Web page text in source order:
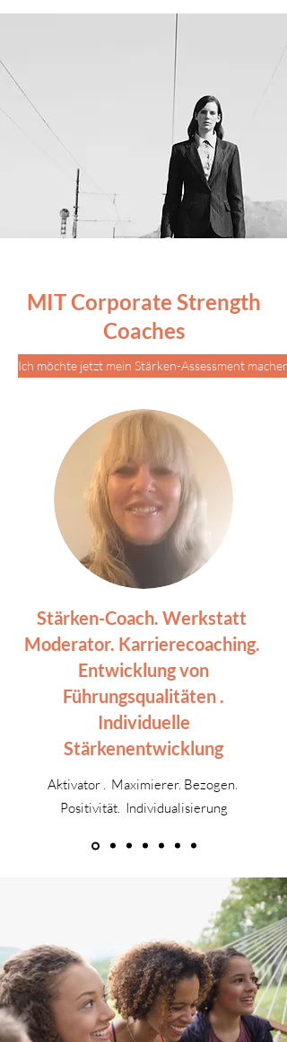
MIT Corporate Strength
Coaches
Ich möchte jetzt mein Stärken-Assessment machen
Stärken-Coach. Werkstatt
Moderator. Karrierecoaching.
Entwicklung von
Führungsqualitäten .
Individuelle
Stärkenentwicklung
Aktivator . Maximierer. Bezogen.
Positivität. Individualisierung